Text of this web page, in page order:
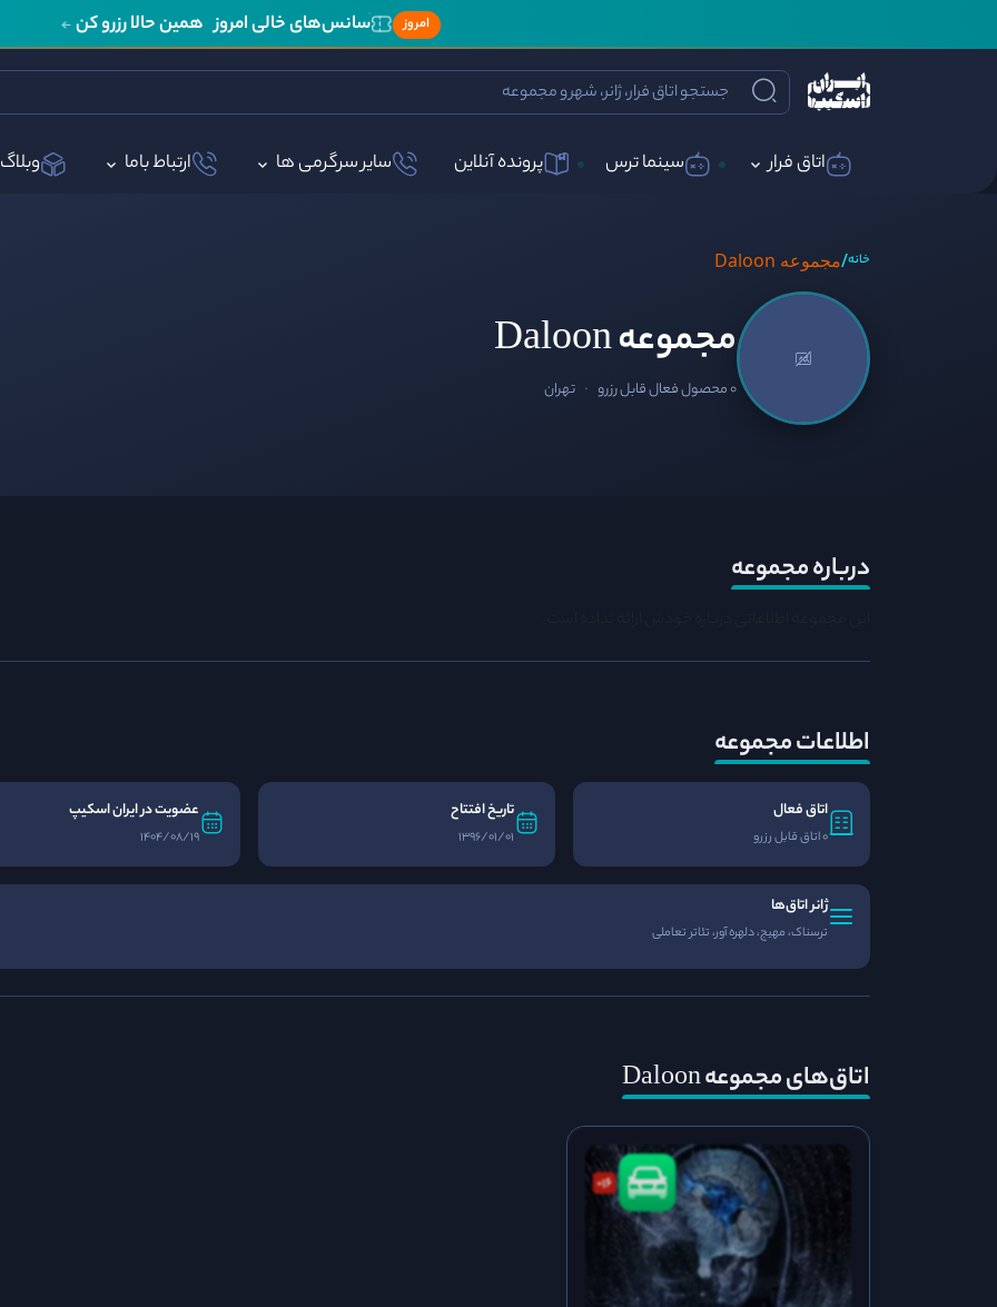
امروز سانس‌های خالی امروز همین حالا رزرو کن
اتاق فرار سینما ترس پرونده آنلاین سایر سرگرمی ها ارتباط باما وبلاگ
خانه/مجموعه Daloon
مجموعه Daloon
0 محصول فعال قابل رزرو · تهران
درباره مجموعه
اطلاعات مجموعه
اتاق فعال
0 اتاق قابل رزرو
تاریخ افتتاح
1396/01/01
عضویت در ایران اسکیپ
1404/08/19
ژانر اتاق‌ها
ترسناک، مهیج، دلهره آور، تئاتر تعاملی
اتاق‌های مجموعه Daloon
16
+